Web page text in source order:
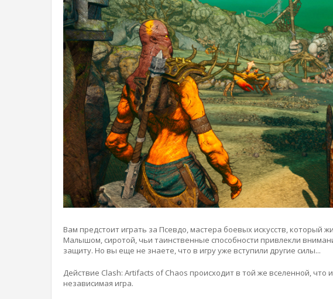
Вам предстоит играть за Псевдо, мастера боевых искусств, который
Малышом, сиротой, чьи таинственные способности привлекли
защиту. Но вы еще не знаете, что в игру уже вступили другие силы...
Действие Clash: Artifacts of Chaos происходит в той же вселенной, что
независимая игра.